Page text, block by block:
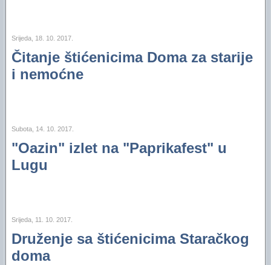
Srijeda, 18. 10. 2017.
Čitanje štićenicima Doma za starije
i nemoćne
Subota, 14. 10. 2017.
"Oazin" izlet na "Paprikafest" u
Lugu
Srijeda, 11. 10. 2017.
Druženje sa štićenicima Staračkog
doma